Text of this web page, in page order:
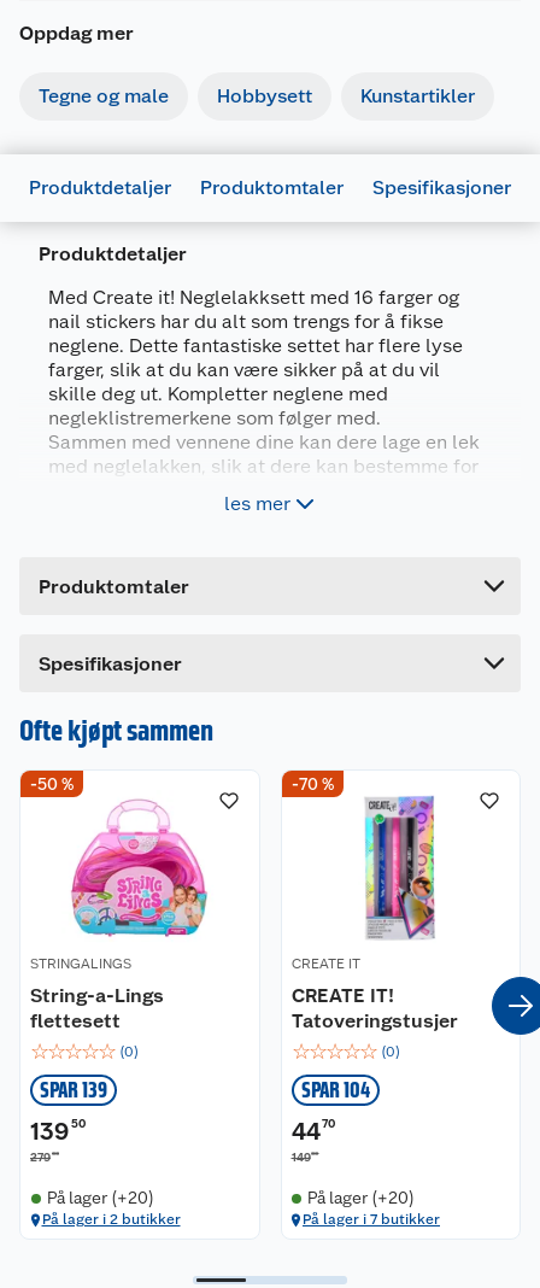
Oppdag mer
Tegne og male Hobbysett Kunstartikler
Produktdetaljer Produktomtaler Spesifikasjoner
Produktdetaljer
Med Create it! Neglelakksett med 16 farger og
nail stickers har du alt som trengs for å fikse
neglene. Dette fantastiske settet har flere lyse
farger, slik at du kan være sikker på at du vil
skille deg ut. Kompletter neglene med
negleklistremerkene som følger med.
Sammen med vennene dine kan dere lage en lek
med neglelakken, slik at dere kan bestemme for
morsommere enn å male hverandres negler?
Passer for barn fra 6 år
Settet inneholder
les mer
Produktomtaler
Spesifikasjoner
Generelt
Artikkelnummer
8719668006232
Leverandørens artikkelnummer
84515B
Ofte kjøpt sammen
-50 %
STRINGALINGS
String-a-Lings
flettesett
☆☆☆☆☆ (0)
SPAR 139
13950
27900
På lager (+20)
På lager i 2 butikker
-70 %
CREATE IT
CREATE IT!
Tatoveringstusjer
☆☆☆☆☆ (0)
SPAR 104
4470
14900
På lager (+20)
På lager i 7 butikker